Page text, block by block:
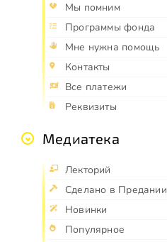
Мы помним
Программы фонда
Мне нужна помощь
Контакты
Все платежи
Реквизиты
Медиатека
Лекторий
Сделано в Предании
Новинки
Популярное